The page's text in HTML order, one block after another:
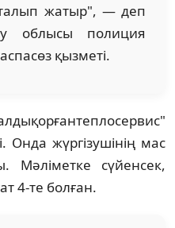
жатыр", — деп
облысы полиция
қызметі.
Онда жүргізушінің мас
Мәліметке сүйенсек,
4-те болған.